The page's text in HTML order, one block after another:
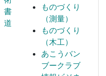
書
道
ものづくり
（測量）
ものづくり
（木工）
あこうバン
ブークラブ